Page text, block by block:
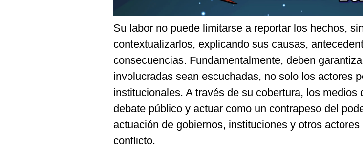
Su labor no puede limitarse a reportar los hechos,
contextualizarlos, explicando sus causas,
consecuencias. Fundamentalmente, deben
involucradas sean escuchadas, no solo los actores
institucionales. A través de su cobertura, los medios
debate público y actuar como un contrapeso del
actuación de gobiernos, instituciones y otros
conflicto.